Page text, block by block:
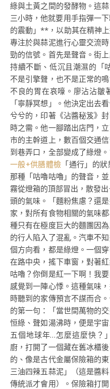
綠與土黃之間的發酵物。這
三小時，他就要用手指彈一
的震動」**，以助其在精神
專注於與蒜泥進行心靈交流
勁的信號。首先是聲音。街
持續不斷、低沉且潮濕的
不是引擎聲，也不是正常的
不良的胃在哀嚎。廖沾沾皺
「寧靜冥想」。他決定出去
兮兮的，印著《沾醬秘笈》
時之需。他一腳踏出店門，
市的主幹道上，數百個交通
到巷弄口，全部變成了綠燈
一般+供膳體檢 「通行」的
那種「咕嚕咕嚕」的聲音，
霧從燈箱的頂部冒出，散發
頭的氣味。「麵粉焦慮？還
家，對所有食物相關的氣味
種只有在極度巨大的麵團因
的行人陷入了混亂。汽車不
個方向看，都是綠燈。一個
在路中央，搖下車窗，對著
咕嚕？你倒是紅一下啊！我
感覺到一陣心悸。這種氣味
時聽到的家傳預言不謀而合
的第一句：「當世間萬物的
恒綠、聲如湯沸時，便是宇
五個地球年…怎麼這麼快？
廚，打開了一個藏在舊冰櫃
的、像是古代金屬保險箱的
三油四辣五蒜泥」（這是醬
傳統派才會用）。保險箱打